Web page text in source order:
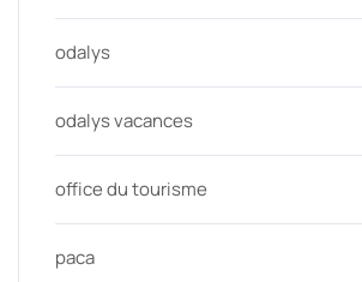
odalys
odalys vacances
office du tourisme
paca